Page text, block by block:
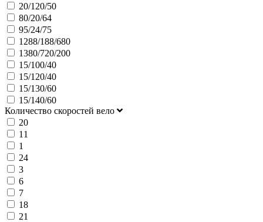
20/120/50
80/20/64
95/24/75
1288/188/680
1380/720/200
15/100/40
15/120/40
15/130/60
15/140/60
Количество скоростей вело
20
11
1
24
3
6
7
18
21